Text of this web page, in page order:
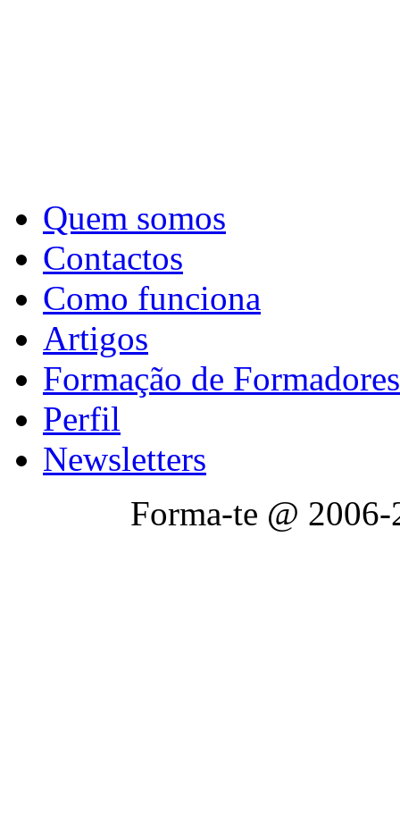
Quem somos
Contactos
Como funciona
Artigos
Formação de Formadores
Perfil
Newsletters
Forma-te @